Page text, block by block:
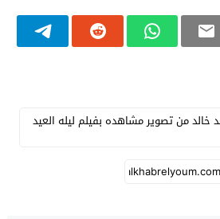
خالد من تصوير مشاهده بفيلم ليله العيد